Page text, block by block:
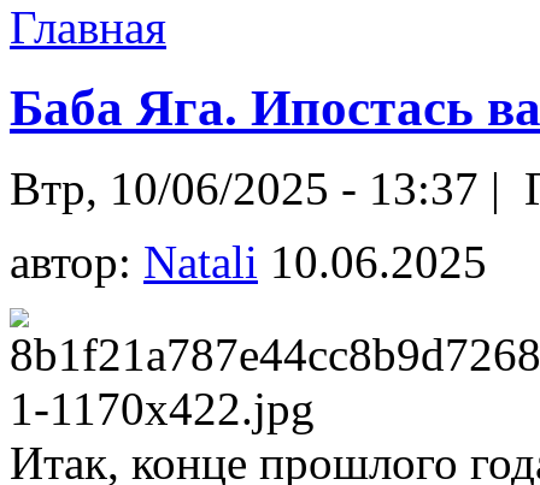
Главная
Баба Яга. Ипостась
Втр, 10/06/2025 - 13:37 |
автор: Natali 10.06.2025
Итак, конце прошлого